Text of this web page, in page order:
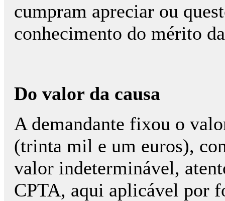
cumpram apreciar ou
conhecimento do mérito
Do valor da causa
A demandante fixou o
(trinta mil e um euros),
valor indeterminável,
CPTA, aqui aplicável por